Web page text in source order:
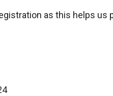
as this helps